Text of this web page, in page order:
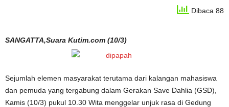
Dibaca 88
SANGATTA,Suara Kutim.com (10/3)
Sejumlah elemen masyarakat terutama dari kalangan mahasiswa
dan pemuda yang tergabung dalam Gerakan Save Dahlia (GSD),
Kamis (10/3) pukul 10.30 Wita menggelar unjuk rasa di Gedung